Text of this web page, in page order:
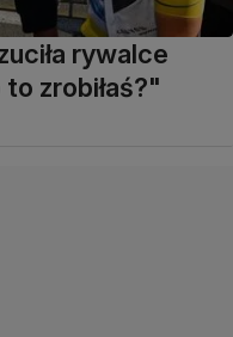
rywalce
zrobiłaś?"